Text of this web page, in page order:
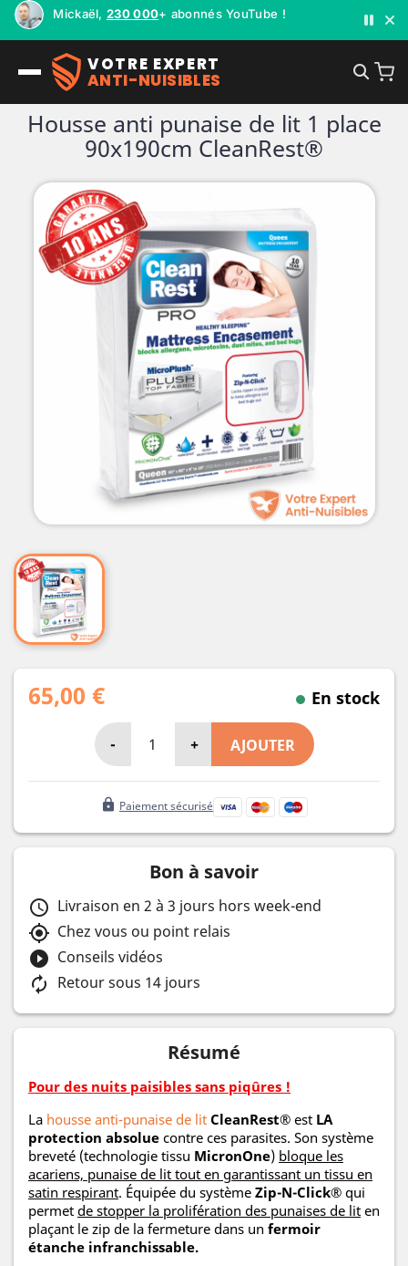
Mickaël, 230 000+ abonnés YouTube !
VOTRE EXPERT
ANTI-NUISIBLES
Housse anti punaise de lit 1 place
90x190cm CleanRest®
65,00 € En stock
- + AJOUTER
lock Paiement sécurisé
Bon à savoir
schedule Livraison en 2 à 3 jours hors week-end
my_location Chez vous ou point relais
play_circle_filled Conseils vidéos
autorenew Retour sous 14 jours
Résumé
Pour des nuits paisibles sans piqûres !
La housse anti-punaise de lit CleanRest® est LA
protection absolue contre ces parasites. Son système
breveté (technologie tissu MicronOne) bloque les
acariens, punaise de lit tout en garantissant un tissu en
satin respirant. Équipée du système Zip-N-Click® qui
permet de stopper la prolifération des punaises de lit en
plaçant le zip de la fermeture dans un fermoir
étanche infranchissable.